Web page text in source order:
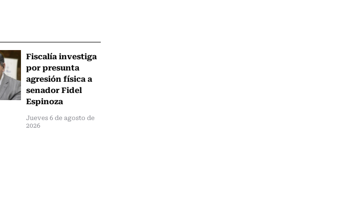
Fiscalía investiga
por presunta
agresión física a
senador Fidel
Espinoza
Jueves 6 de agosto de
2026